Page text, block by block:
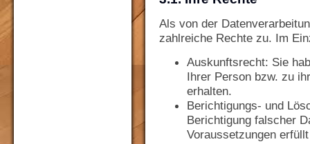
Als von der
zahlreiche Rechte zu. Im
Auskunftsrecht: Sie
Ihrer Person bzw. zu
erhalten.
Berichtigungs- und
Berichtigung falscher
Voraussetzungen